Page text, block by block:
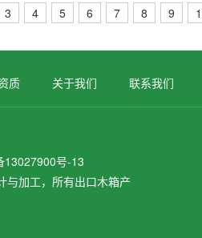
3 4 5 6 7 8 9
质 关于我们 联系我们
13027900号-13
与加工，所有出口木箱产